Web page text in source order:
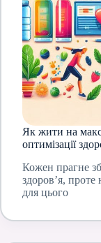
Як жити на
оптимізації
Кожен прагне
здоров’я, проте
для цього